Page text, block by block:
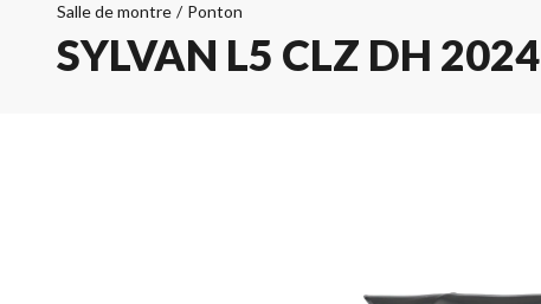
Salle de montre / Ponton
SYLVAN L5 CLZ DH 2024